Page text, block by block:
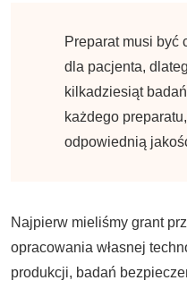
Preparat musi być
dla pacjenta,
kilkadziesiąt
każdego
odpowiednią
Najpierw mieliśmy grant
opracowania własnej
produkcji, badań